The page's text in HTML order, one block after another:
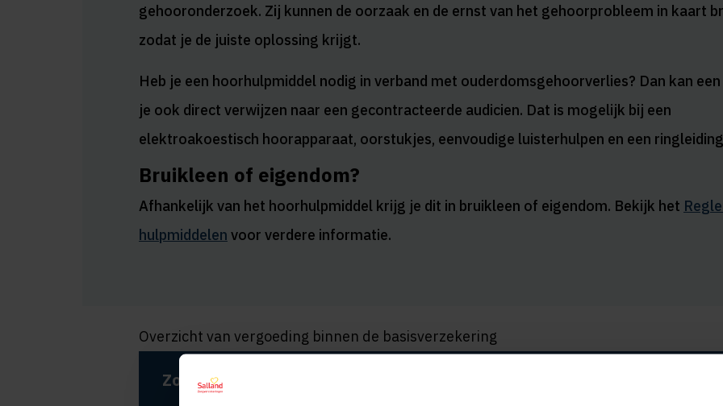
gehooronderzoek. Zij kunnen de oorzaak en de ernst van het gehoorprobleem in kaart
zodat je de juiste oplossing krijgt.
Heb je een hoorhulpmiddel nodig in verband met ouderdomsgehoorverlies? Dan kan
je ook direct verwijzen naar een gecontracteerde audicien. Dat is mogelijk bij een
elektroakoestisch hoorapparaat, oorstukjes, eenvoudige luisterhulpen en een
Bruikleen of eigendom?
Afhankelijk van het hoorhulpmiddel krijg je dit in bruikleen of eigendom. Bekijk het
hulpmiddelen voor verdere informatie.
Overzicht van vergoeding binnen de basisverzekering
Zorgverzekering